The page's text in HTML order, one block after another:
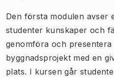
Den första modulen avser
studenter kunskaper och
genomföra och
byggnadsprojekt med en
plats. I kursen går